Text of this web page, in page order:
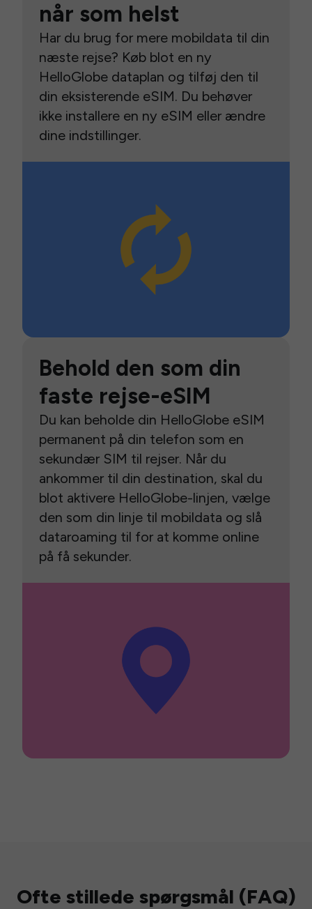
når som helst
Har du brug for mere mobildata til din
næste rejse? Køb blot en ny
HelloGlobe dataplan og tilføj den til
din eksisterende eSIM. Du behøver
ikke installere en ny eSIM eller ændre
dine indstillinger.
Behold den som din
faste rejse-eSIM
Du kan beholde din HelloGlobe eSIM
permanent på din telefon som en
sekundær SIM til rejser. Når du
ankommer til din destination, skal du
blot aktivere HelloGlobe-linjen, vælge
den som din linje til mobildata og slå
dataroaming til for at komme online
på få sekunder.
Ofte stillede spørgsmål (FAQ)